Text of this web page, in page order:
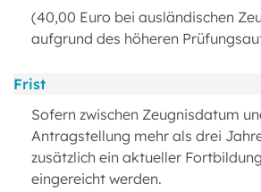
(40,00 Euro bei ausländischen
aufgrund des höheren
Frist
Sofern zwischen Zeugnisdatum
Antragstellung mehr als drei
zusätzlich ein aktueller
eingereicht werden.